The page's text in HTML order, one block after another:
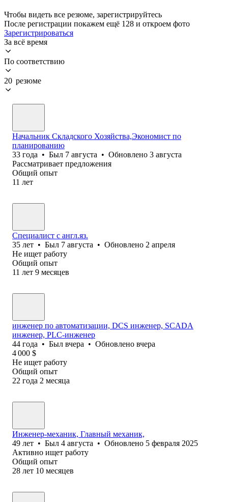
Чтобы видеть все резюме, зарегистрируйтесь
После регистрации покажем ещё 128 и откроем фото
Зарегистрироваться
За всё время
По соответствию
20 резюме
Начальник Складского Хозяйства,Экономист по
планированию
33 года • Был 7 августа • Обновлено 3 августа
Рассматривает предложения
Общий опыт
11 лет
Специалист с англ.яз.
35 лет • Был 7 августа • Обновлено 2 апреля
Не ищет работу
Общий опыт
11 лет 9 месяцев
инженер по автоматизации, DCS инженер, SCADA
инженер, PLC-инженер
44 года • Был вчера • Обновлено вчера
4 000 $
Не ищет работу
Общий опыт
22 года 2 месяца
Инженер-механик, Главный механик,
49 лет • Был 4 августа • Обновлено 5 февраля 2025
Активно ищет работу
Общий опыт
28 лет 10 месяцев